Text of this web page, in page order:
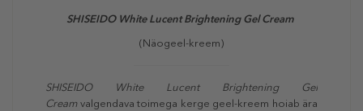
SHISEIDO White Lucent Brightening Gel Cream
(Näogeel-kreem)
SHISEIDO White Lucent Brightening Gel
Cream valgendava toimega kerge geel-kreem hoiab ära